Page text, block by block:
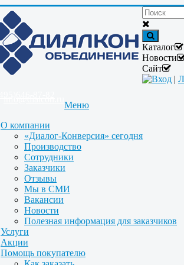
Каталог
Новости
Сайт
Вход |
Меню
О компании
«Диалог-Конверсия» сегодня
Производство
Сотрудники
Заказчики
Отзывы
Мы в СМИ
Вакансии
Новости
Полезная информация для заказчиков
Услуги
Акции
Помощь покупателю